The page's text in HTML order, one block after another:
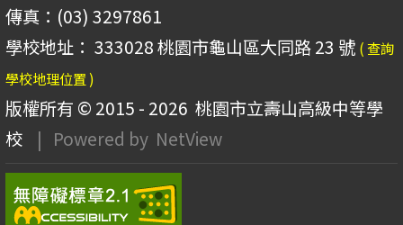
傳真：(03) 3297861
學校地址： 333028 桃園市龜山區大同路 23 號 ( 查詢
學校地理位置 )
版權所有 © 2015 - 2026 桃園市立壽山高級中等學
校
| Powered by NetView